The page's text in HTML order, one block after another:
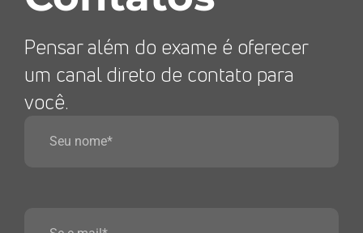
Pensar além do exame é oferecer
um canal direto de contato para
você.